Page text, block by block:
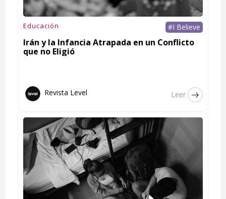
Educación #I Believe
Irán y la Infancia Atrapada en un Conflicto
que no Eligió
Revista Level Leer